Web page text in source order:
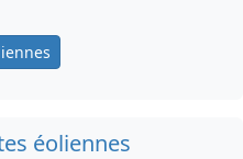
éoliennes